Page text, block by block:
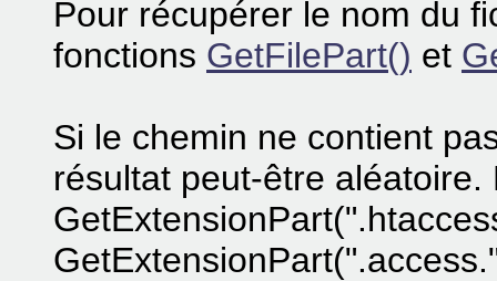
Pour récupérer le nom du
fonctions GetFilePart() et
Si le chemin ne contient
résultat peut-être aléatoire.